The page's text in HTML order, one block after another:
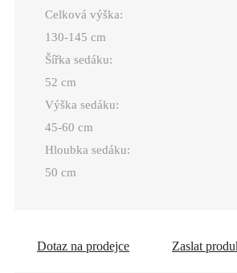
Celková výška:
130-145 cm
Šířka sedáku:
52 cm
Výška sedáku:
45-60 cm
Hloubka sedáku:
50 cm
Dotaz na prodejce Zaslat